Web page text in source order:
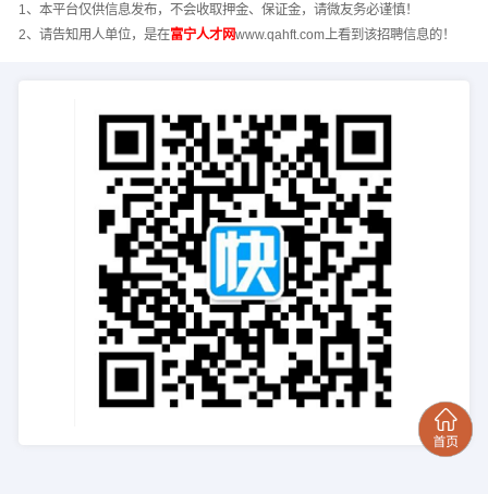
1、本平台仅供信息发布，不会收取押金、保证金，请微友务必谨慎！
2、请告知用人单位，是在富宁人才网www.qahft.com上看到该招聘信息的！